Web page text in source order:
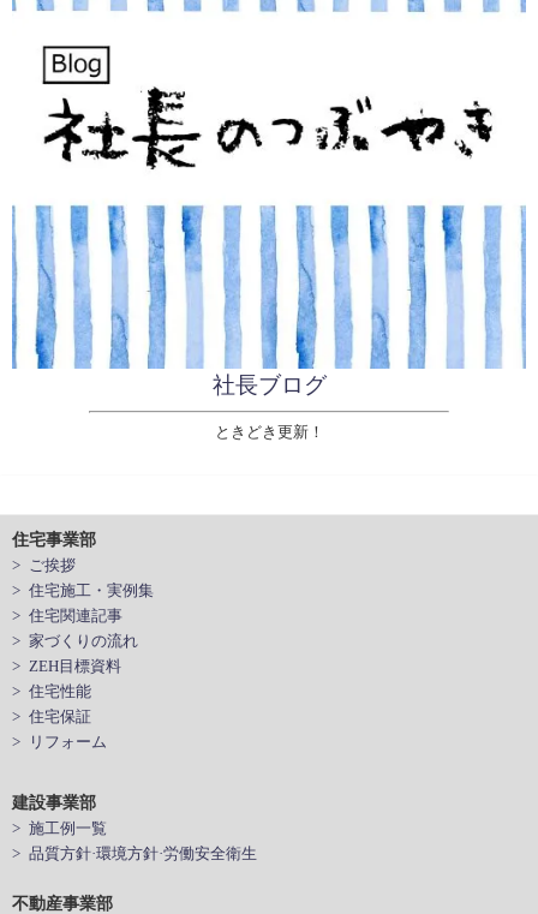
社長ブログ
ときどき更新！
住宅事業部
> ご挨拶
> 住宅施工・実例集
> 住宅関連記事
> 家づくりの流れ
> ZEH目標資料
> 住宅性能
> 住宅保証
> リフォーム
建設事業部
> 施工例一覧
> 品質方針·環境方針·労働安全衛生
不動産事業部